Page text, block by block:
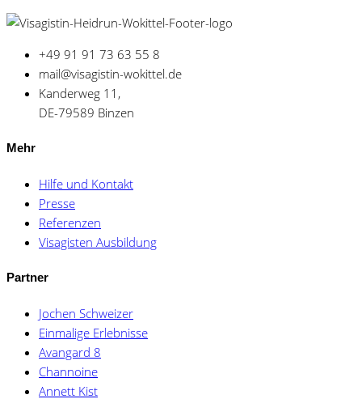
+49 91 91 73 63 55 8
mail@visagistin-wokittel.de
Kanderweg 11,
DE-79589 Binzen
Mehr
Hilfe und Kontakt
Presse
Referenzen
Visagisten Ausbildung
Partner
Jochen Schweizer
Einmalige Erlebnisse
Avangard 8
Channoine
Annett Kist